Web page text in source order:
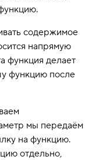
содержимое
напрямую
функция делает
функцию после
мы передаём
на функцию.
отдельно,